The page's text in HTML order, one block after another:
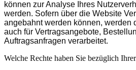
können zur Analyse Ihres
werden. Sofern über die Website
angebahnt werden können, werden
auch für Vertragsangebote,
Auftragsanfragen verarbeitet.
Welche Rechte haben Sie bezüglich